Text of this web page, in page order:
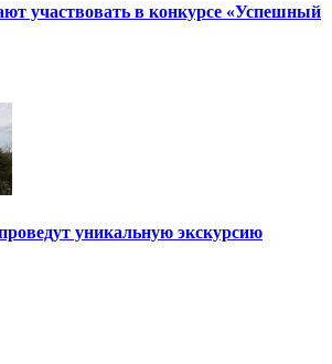
участвовать в конкурсе «Успешный
уникальную экскурсию